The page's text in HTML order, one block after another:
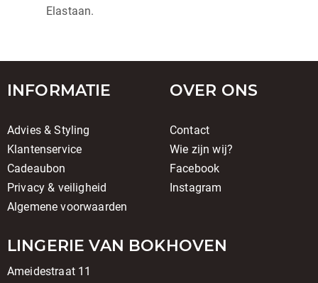
Elastaan.
INFORMATIE
Advies & Styling
Klantenservice
Cadeaubon
Privacy & veiligheid
Algemene voorwaarden
OVER ONS
Contact
Wie zijn wij?
Facebook
Instagram
LINGERIE VAN BOKHOVEN
Ameidestraat 11